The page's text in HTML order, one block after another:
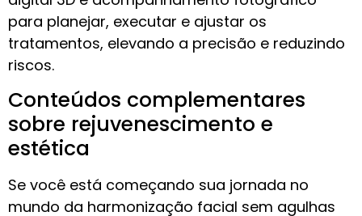
para planejar, executar e ajustar os
tratamentos, elevando a precisão e reduzindo
riscos.
Conteúdos complementares
sobre rejuvenescimento e
estética
Se você está começando sua jornada no
mundo da harmonização facial sem agulhas